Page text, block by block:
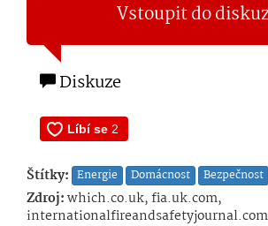
Vstoupit do
Diskuze
Štítky: Energie Domácnost Bezpečnost
Zdroj:which.co.uk, fia.uk.com,
internationalfireandsafetyjournal.com